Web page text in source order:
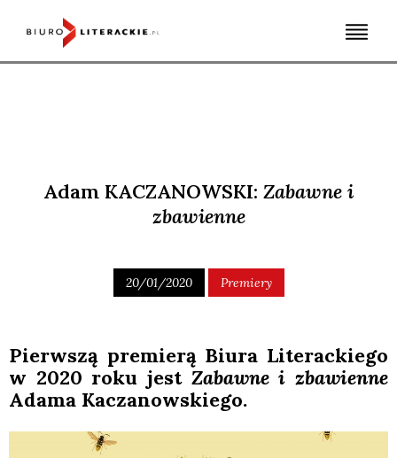
Adam KACZANOWSKI: Zabawne i
zbawienne
20/01/2020 Premiery
Pierw­szą pre­mie­rą Biu­ra Lite­rac­kie­go
w 2020 roku jest Zabaw­ne i zba­wien­ne
Ada­ma Kacza­now­skie­go.